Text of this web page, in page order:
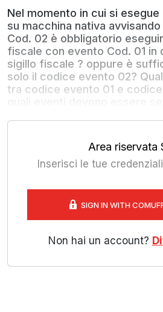
Nel momento in cui si esegue
su macchina nativa
Cod. 02 è obbligatorio
fiscale con evento Cod. 01 in
sigillo fiscale ? oppure è
solo il codice evento 02?
tra codice evento 01 e
Area riservata
Inserisci le tue
SIGN IN WITH
Non hai un account?